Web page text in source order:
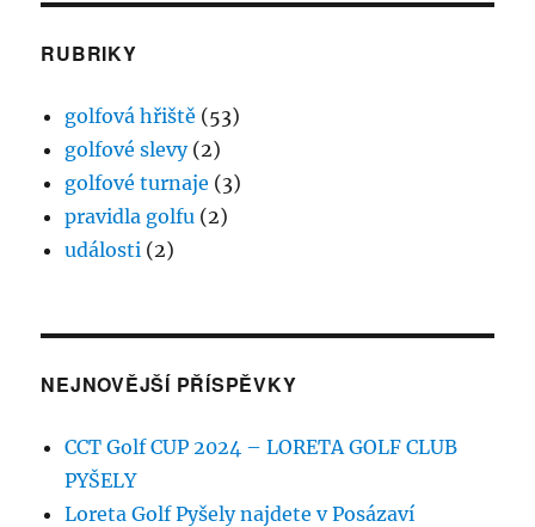
RUBRIKY
golfová hřiště (53)
golfové slevy(2)
golfové turnaje (3)
pravidla golfu (2)
události (2)
NEJNOVĚJŠÍ PŘÍSPĚVKY
CCT Golf CUP 2024 – LORETA GOLF CLUB
PYŠELY
Loreta Golf Pyšely najdete v Posázaví